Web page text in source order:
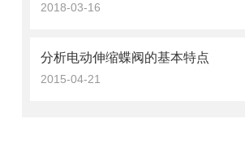
2018-03-16
分析电动伸缩蝶阀的基本特点
2015-04-21